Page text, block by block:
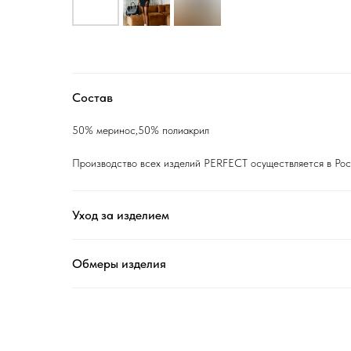
Состав
50% меринос,50% полиакрил
Производство всех изделий PERFECT осуществляется в
Уход за изделием
Обмеры изделия